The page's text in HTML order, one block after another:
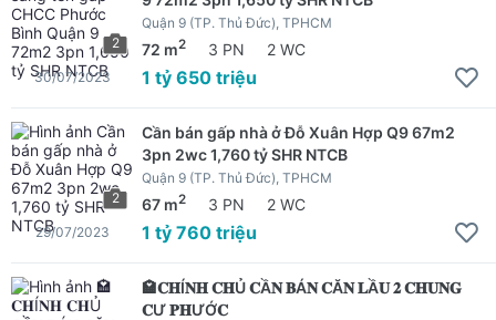
2
Quận 9 (TP. Thủ Đức), TPHCM
72 m2 3 PN 2 WC
1 tỷ 650 triệu
30/07/2023
2
Cần bán gấp nhà ở Đỗ Xuân Hợp Q9 67m2
3pn 2wc 1,760 tỷ SHR NTCB
Quận 9 (TP. Thủ Đức), TPHCM
67 m2 3 PN 2 WC
1 tỷ 760 triệu
29/07/2023
🏩𝐂𝐇Í𝐍𝐇 𝐂𝐇Ủ 𝐂Ầ𝐍 𝐁Á𝐍 𝐂Ă𝐍 𝐋Ầ𝐔 𝟐 𝐂𝐇𝐔𝐍𝐆
𝐂Ư 𝐏𝐇ƯỚ𝐂